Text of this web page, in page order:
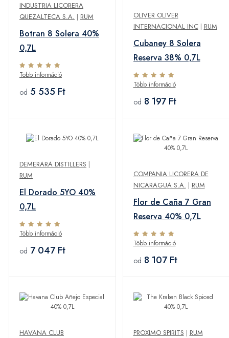
INDUSTRIA LICORERA
QUEZALTECA S.A. | RUM
Botran 8 Solera 40%
0,7L
Több információ
od 5 535 Ft
OLIVER OLIVER
INTERNACIONAL INC| RUM
Cubaney 8 Solera
Reserva 38% 0,7L
Több információ
od 8 197 Ft
DEMERARA DISTILLERS |
RUM
El Dorado 5YO 40%
0,7L
Több információ
od 7 047 Ft
COMPANIA LICORERA DE
NICARAGUA S.A. | RUM
Flor de Caña 7 Gran
Reserva 40% 0,7L
Több információ
od 8 107 Ft
HAVANA CLUB
PROXIMO SPIRITS | RUM